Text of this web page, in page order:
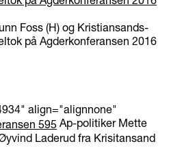
Foss (H) og Kristiansands-
på Agderkonferansen 2016
align="alignnone"
Ap-politiker Mette
Laderud fra Krisitansand